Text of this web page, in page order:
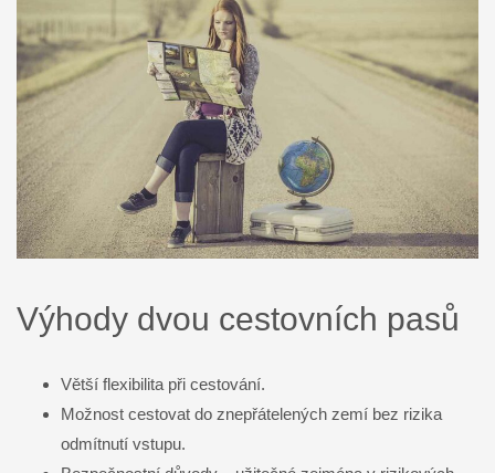
Výhody dvou cestovních pasů
Větší flexibilita při cestování.
Možnost cestovat do znepřátelených zemí bez rizika
odmítnutí vstupu.